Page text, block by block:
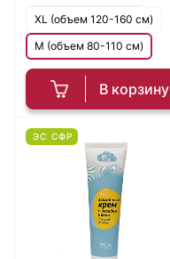
В корзину
XL (объем 120-160 см)
M (объем 80-110 см)
ЭС СФР